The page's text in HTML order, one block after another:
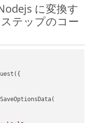
に変換す
テップのコー